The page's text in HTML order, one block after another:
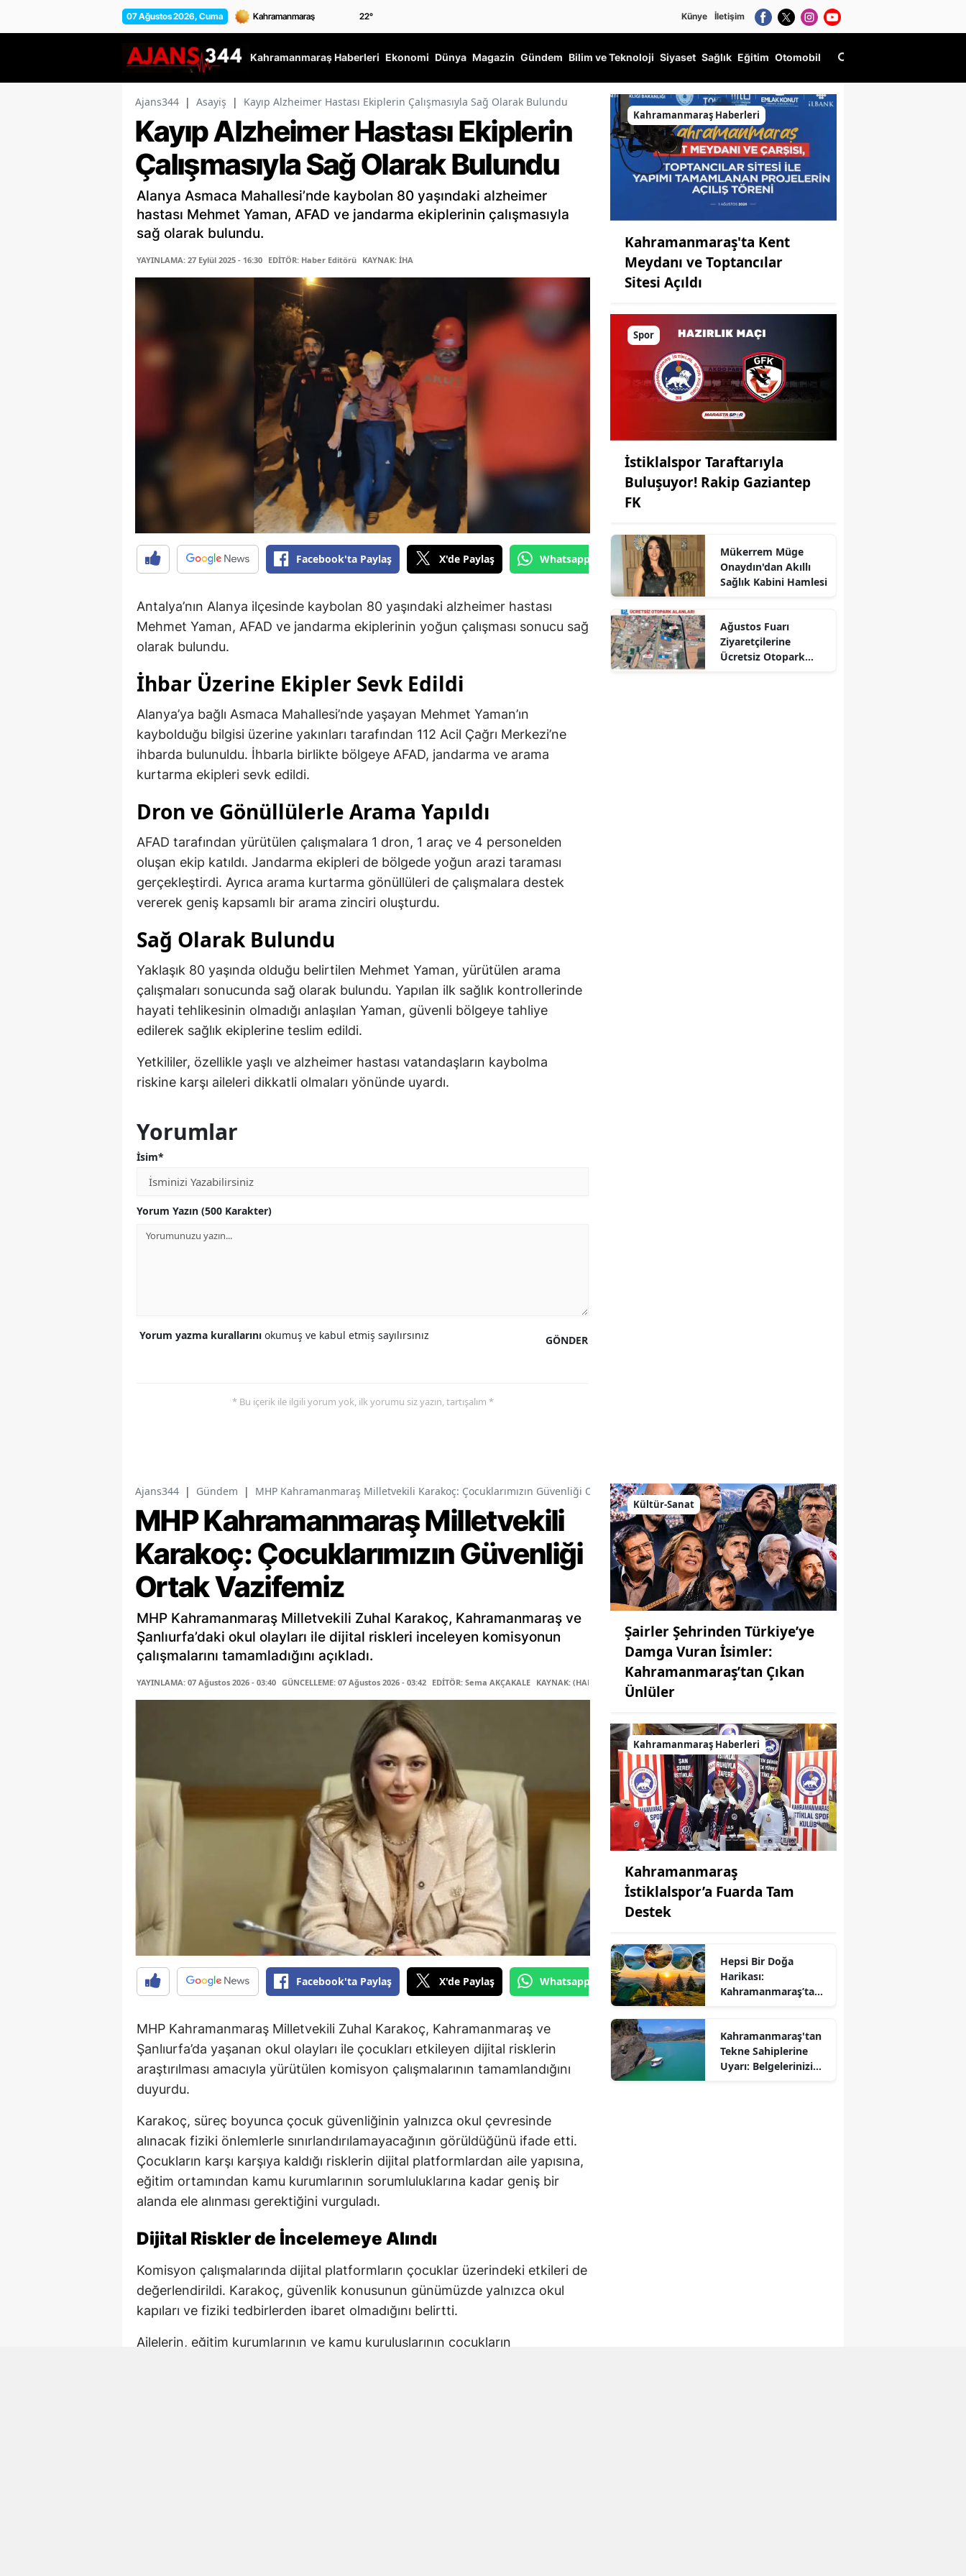
07 Ağustos 2026, Cuma 22° Künye İletişim
Kahramanmaraş Haberleri Ekonomi Dünya Magazin Gündem Bilim ve Teknoloji Siyaset Sağlık Eğitim Otomobil
Ajans344 | Asayiş | Kayıp Alzheimer Hastası Ekiplerin Çalışmasıyla Sağ Olarak Bulundu
Kayıp Alzheimer Hastası Ekiplerin
Çalışmasıyla Sağ Olarak Bulundu
Alanya Asmaca Mahallesi’nde kaybolan 80 yaşındaki alzheimer
hastası Mehmet Yaman, AFAD ve jandarma ekiplerinin çalışmasıyla
sağ olarak bulundu.
YAYINLAMA: 27 Eylül 2025 - 16:30 EDİTÖR: Haber Editörü KAYNAK: İHA
Facebook'ta Paylaş X'de Paylaş Whatsapp'tan Gönder
Antalya’nın Alanya ilçesinde kaybolan 80 yaşındaki alzheimer hastası
Mehmet Yaman, AFAD ve jandarma ekiplerinin yoğun çalışması sonucu sağ
olarak bulundu.
İhbar Üzerine Ekipler Sevk Edildi
Alanya’ya bağlı Asmaca Mahallesi’nde yaşayan Mehmet Yaman’ın
kaybolduğu bilgisi üzerine yakınları tarafından 112 Acil Çağrı Merkezi’ne
ihbarda bulunuldu. İhbarla birlikte bölgeye AFAD, jandarma ve arama
kurtarma ekipleri sevk edildi.
Dron ve Gönüllülerle Arama Yapıldı
AFAD tarafından yürütülen çalışmalara 1 dron, 1 araç ve 4 personelden
oluşan ekip katıldı. Jandarma ekipleri de bölgede yoğun arazi taraması
gerçekleştirdi. Ayrıca arama kurtarma gönüllüleri de çalışmalara destek
vererek geniş kapsamlı bir arama zinciri oluşturdu.
Sağ Olarak Bulundu
Yaklaşık 80 yaşında olduğu belirtilen Mehmet Yaman, yürütülen arama
çalışmaları sonucunda sağ olarak bulundu. Yapılan ilk sağlık kontrollerinde
hayati tehlikesinin olmadığı anlaşılan Yaman, güvenli bölgeye tahliye
edilerek sağlık ekiplerine teslim edildi.
Yetkililer, özellikle yaşlı ve alzheimer hastası vatandaşların kaybolma
riskine karşı aileleri dikkatli olmaları yönünde uyardı.
Yorumlar
İsim*
Yorum Yazın (500 Karakter)
GÖNDER
Yorum yazma kurallarını okumuş ve kabul etmiş sayılırsınız
* Bu içerik ile ilgili yorum yok, ilk yorumu siz yazın, tartışalım *
Kahramanmaraş Haberleri
Kahramanmaraş'ta Kent
Meydanı ve Toptancılar
Sitesi Açıldı
Spor
İstiklalspor Taraftarıyla
Buluşuyor! Rakip Gaziantep
FK
Mükerrem Müge
Onaydın'dan Akıllı
Sağlık Kabini Hamlesi
Ağustos Fuarı
Ziyaretçilerine
Ücretsiz Otopark
Ajans344 | Gündem | MHP Kahramanmaraş Milletvekili Karakoç: Çocuklarımızın Güvenliği Ortak Vazifemiz
MHP Kahramanmaraş Milletvekili
Karakoç: Çocuklarımızın Güvenliği
Ortak Vazifemiz
MHP Kahramanmaraş Milletvekili Zuhal Karakoç, Kahramanmaraş ve
Şanlıurfa’daki okul olayları ile dijital riskleri inceleyen komisyonun
çalışmalarını tamamladığını açıkladı.
YAYINLAMA: 07 Ağustos 2026 - 03:40 GÜNCELLEME: 07 Ağustos 2026 - 03:42 EDİTÖR: Sema AKÇAKALE KAYNAK: (HABER MERKEZİ) MUHABİR: Elife Karaarslan
Facebook'ta Paylaş X'de Paylaş Whatsapp'tan Gönder
MHP Kahramanmaraş Milletvekili Zuhal Karakoç, Kahramanmaraş ve
Şanlıurfa’da yaşanan okul olayları ile çocukları etkileyen dijital risklerin
araştırılması amacıyla yürütülen komisyon çalışmalarının tamamlandığını
duyurdu.
Karakoç, süreç boyunca çocuk güvenliğinin yalnızca okul çevresinde
alınacak fiziki önlemlerle sınırlandırılamayacağının görüldüğünü ifade etti.
Çocukların karşı karşıya kaldığı risklerin dijital platformlardan aile yapısına,
eğitim ortamından kamu kurumlarının sorumluluklarına kadar geniş bir
alanda ele alınması gerektiğini vurguladı.
Dijital Riskler de İncelemeye Alındı
Komisyon çalışmalarında dijital platformların çocuklar üzerindeki etkileri de
değerlendirildi. Karakoç, güvenlik konusunun günümüzde yalnızca okul
kapıları ve fiziki tedbirlerden ibaret olmadığını belirtti.
Ailelerin, eğitim kurumlarının ve kamu kuruluşlarının çocukların
Kültür-Sanat
Şairler Şehrinden Türkiye’ye
Damga Vuran İsimler:
Kahramanmaraş’tan Çıkan
Ünlüler
Kahramanmaraş Haberleri
Kahramanmaraş
İstiklalspor’a Fuarda Tam
Destek
Hepsi Bir Doğa
Harikası:
Kahramanmaraş’ta
Güzel Alanlar
Kahramanmaraş'tan
Tekne Sahiplerine
Uyarı: Belgelerinizi